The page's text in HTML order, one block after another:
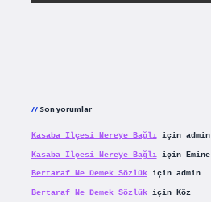
Son yorumlar
Kasaba Ilçesi Nereye Bağlıiçin admin
Kasaba Ilçesi Nereye Bağlıiçin Emine
Bertaraf Ne Demek Sözlükiçin admin
Bertaraf Ne Demek Sözlükiçin Köz